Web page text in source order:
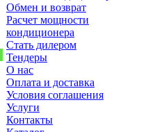
Обмен и возврат
Расчет мощности
кондиционера
Стать дилером
Тендеры
О нас
Оплата и доставка
Условия соглашения
Услуги
Контакты